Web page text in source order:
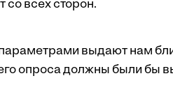
со всех сторон.
выдают нам
опроса должны были бы